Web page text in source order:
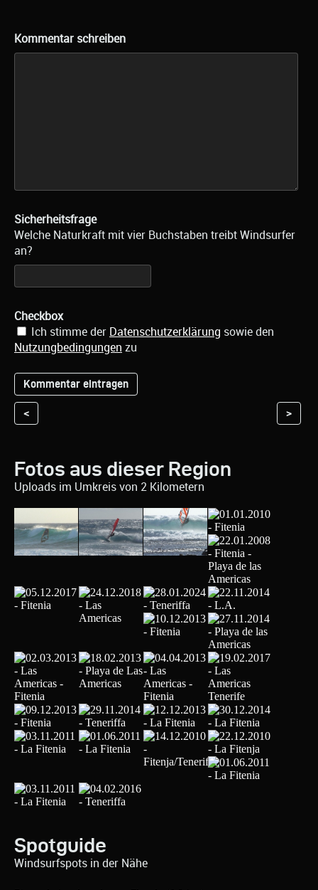
Kommentar schreiben
Sicherheitsfrage
Welche Naturkraft mit vier Buchstaben treibt Windsurfer
an?
Checkbox
Ich stimme der Datenschutzerklärung sowie den
Nutzungbedingungen zu
< >
Fotos aus dieser Region
Uploads im Umkreis von 2 Kilometern
Spotguide
Windsurfspots in der Nähe